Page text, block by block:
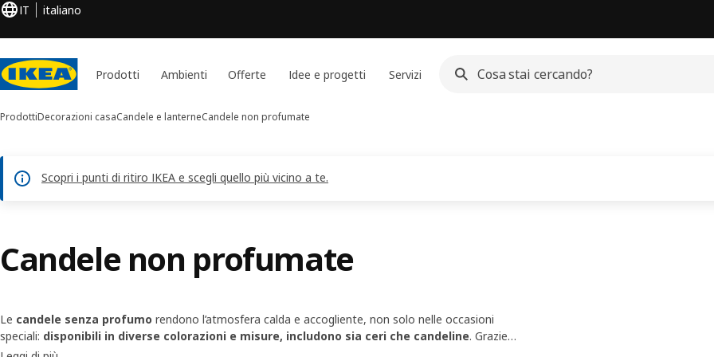
IT italiano
Prodotti Ambienti Offerte Idee e progetti Servizi
ProdottiDecorazioni casaCandele e lanterneCandele non profumate
Scopri i punti di ritiro IKEA e scegli quello più vicino a te.
Candele non profumate
Le candele senza profumo rendono l’atmosfera calda e accogliente, non solo nelle occasioni
speciali: disponibili in diverse colorazioni e misure, includono sia ceri che candeline. Grazie
alla loro versatilità, si adattano a vari ambienti e occasioni, dall’arredo della tavola alle serate di relax: